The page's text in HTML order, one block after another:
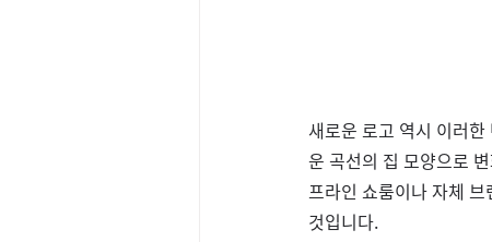
새로운 로고 역시 이러
운 곡선의 집 모양으로
프라인 쇼룸이나 자체
것입니다.